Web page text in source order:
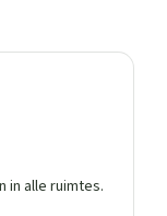
in alle ruimtes.